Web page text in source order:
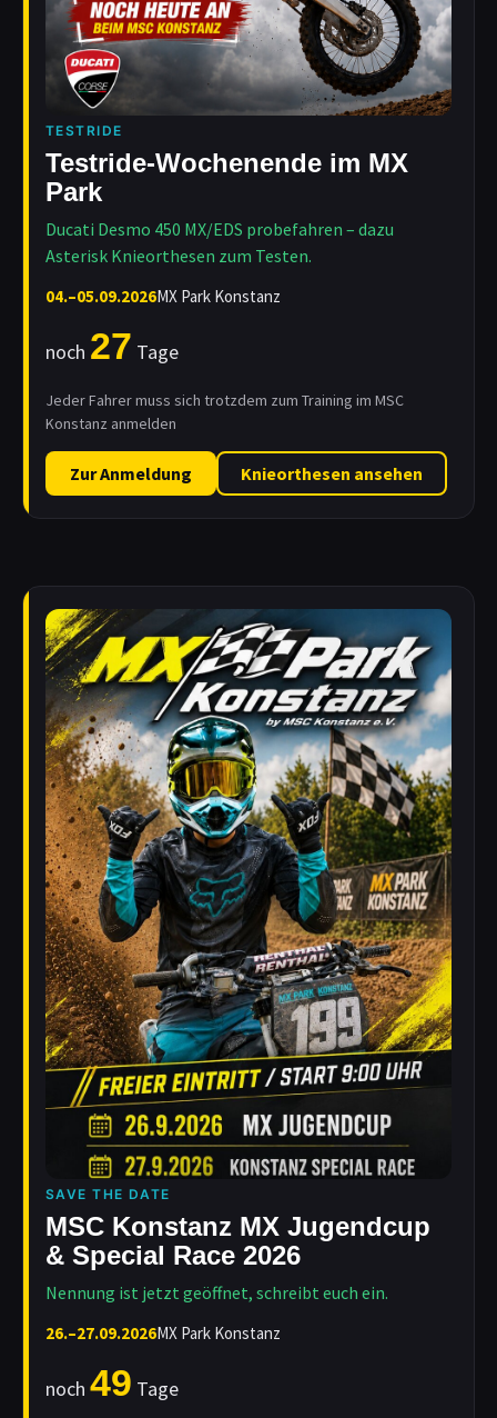
TESTRIDE
Testride-Wochenende im MX
Park
Ducati Desmo 450 MX/EDS probefahren – dazu
Asterisk Knieorthesen zum Testen.
04.–05.09.2026MX Park Konstanz
noch 27 Tage
Jeder Fahrer muss sich trotzdem zum Training im MSC
Konstanz anmelden
Zur Anmeldung Knieorthesen ansehen
SAVE THE DATE
MSC Konstanz MX Jugendcup
& Special Race 2026
Nennung ist jetzt geöffnet, schreibt euch ein.
26.–27.09.2026MX Park Konstanz
noch 49 Tage